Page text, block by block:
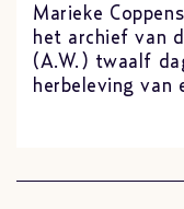
Marieke
het archief van
(A.W.) twaalf
herbeleving van